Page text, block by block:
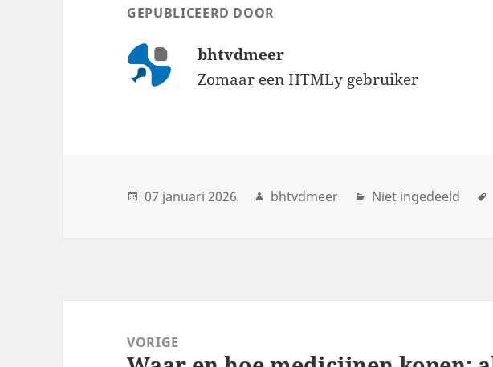
GEPUBLICEERD DOOR
bhtvdmeer
Zomaar een HTMLy gebruiker
07 januari 2026 bhtvdmeer Niet ingedeeld
navigationVORIGE